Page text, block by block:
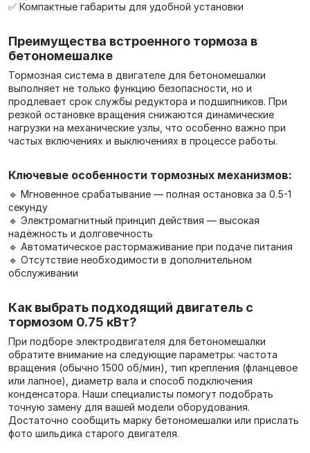
✅ Компактные габариты для удобной установки
Преимущества встроенного тормоза в
бетономешалке
Тормозная система в двигателе для бетономешалки
выполняет не только функцию безопасности, но и
продлевает срок службы редуктора и подшипников. При
резкой остановке вращения снижаются динамические
нагрузки на механические узлы, что особенно важно при
частых включениях и выключениях в процессе работы.
Ключевые особенности тормозных механизмов:
🔹 Мгновенное срабатывание — полная остановка за 0.5-1
секунду
🔹 Электромагнитный принцип действия — высокая
надёжность и долговечность
🔹 Автоматическое растормаживание при подаче питания
🔹 Отсутствие необходимости в дополнительном
обслуживании
Как выбрать подходящий двигатель с
тормозом 0.75 кВт?
При подборе электродвигателя для бетономешалки
обратите внимание на следующие параметры: частота
вращения (обычно 1500 об/мин), тип крепления (фланцевое
или лапное), диаметр вала и способ подключения
конденсатора. Наши специалисты помогут подобрать
точную замену для вашей модели оборудования.
Достаточно сообщить марку бетономешалки или прислать
фото шильдика старого двигателя.